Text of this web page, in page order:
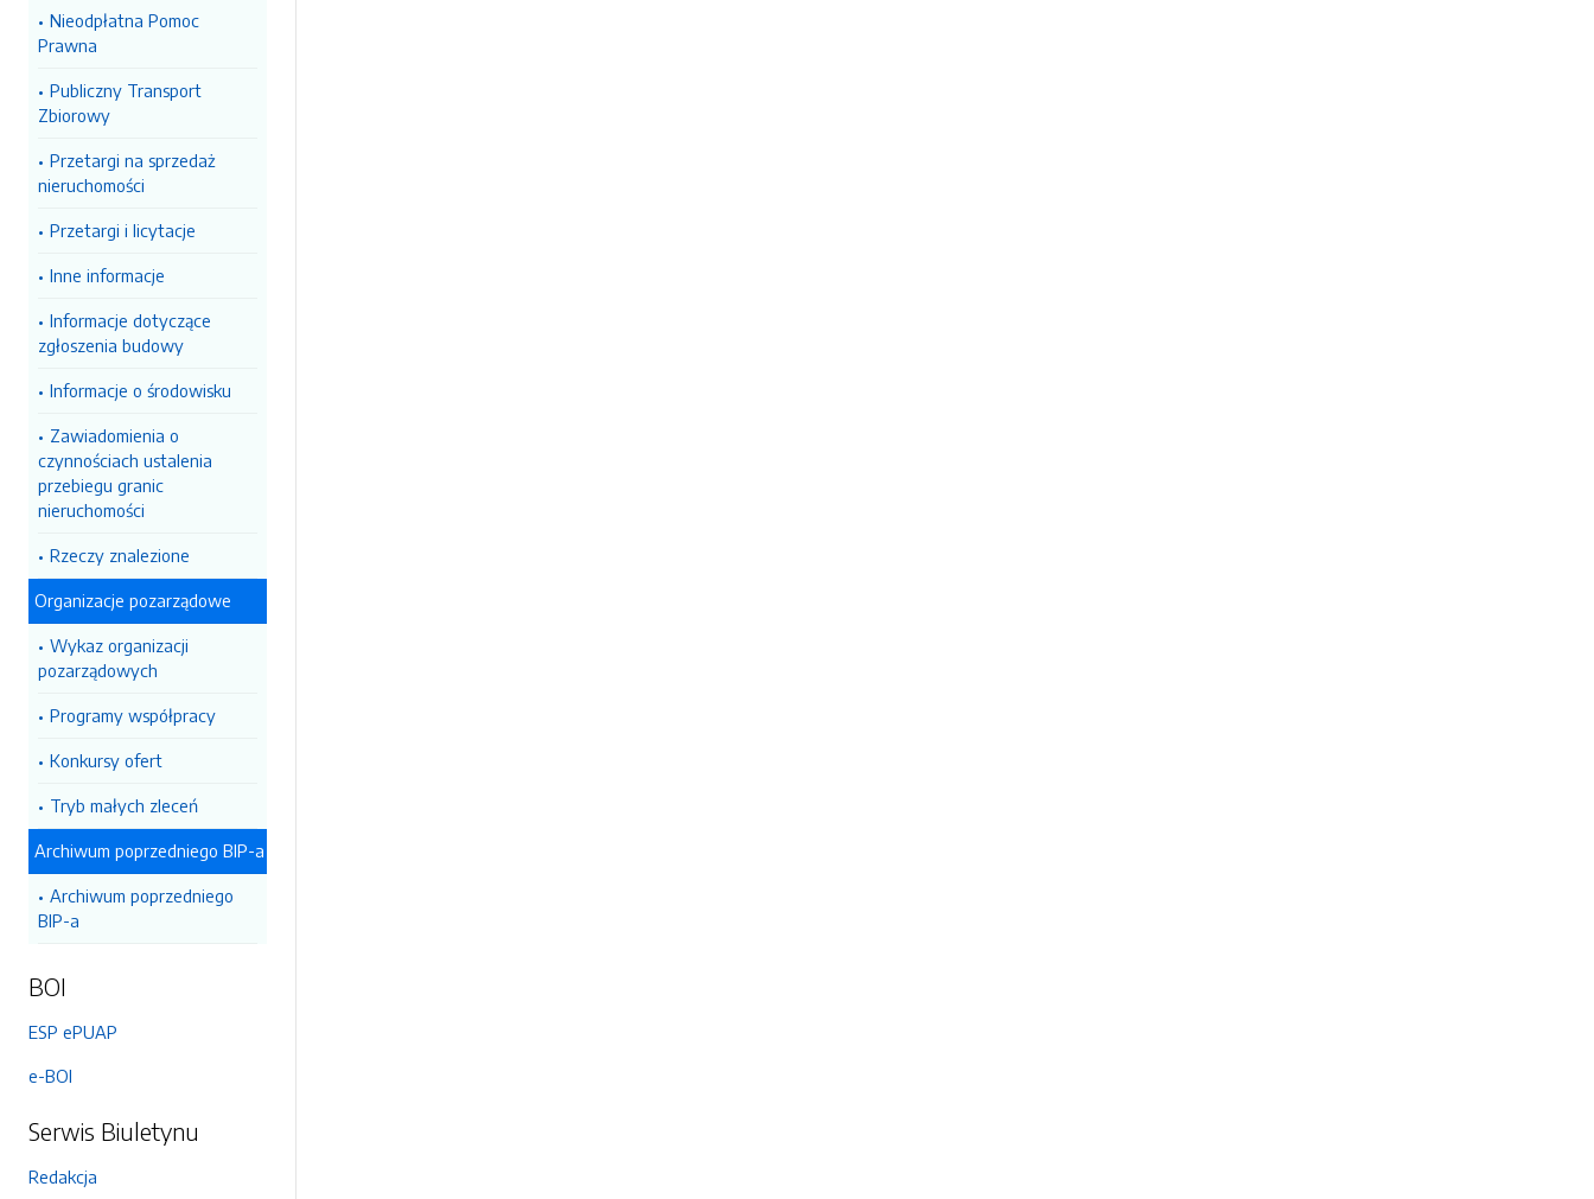
Nieodpłatna Pomoc
Prawna
Publiczny Transport
Zbiorowy
Przetargi na sprzedaż
nieruchomości
Przetargi i licytacje
Inne informacje
Informacje dotyczące
zgłoszenia budowy
Informacje o środowisku
Zawiadomienia o
czynnościach ustalenia
przebiegu granic
nieruchomości
Rzeczy znalezione
Organizacje pozarządowe
Wykaz organizacji
pozarządowych
Programy współpracy
Konkursy ofert
Tryb małych zleceń
Archiwum poprzedniego BIP-a
Archiwum poprzedniego
BIP-a
BOI
ESP ePUAP
e-BOI
Serwis Biuletynu
Redakcja